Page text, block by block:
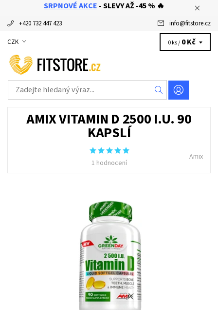
SRPNOVÉ AKCE - SLEVY AŽ -45 % 🔥
+420 732 447 423 info@fitstore.cz
CZK 0 ks / 0 Kč
AMIX VITAMIN D 2500 I.U. 90
KAPSLÍ
1 hodnocení
Amix